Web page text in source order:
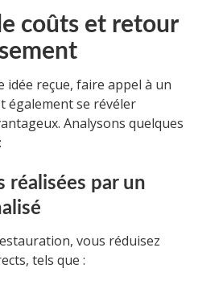
coûts et retour
idée reçue, faire appel à un
également se révéler
Analysons quelques
réalisées par un
vous réduisez
tels que :